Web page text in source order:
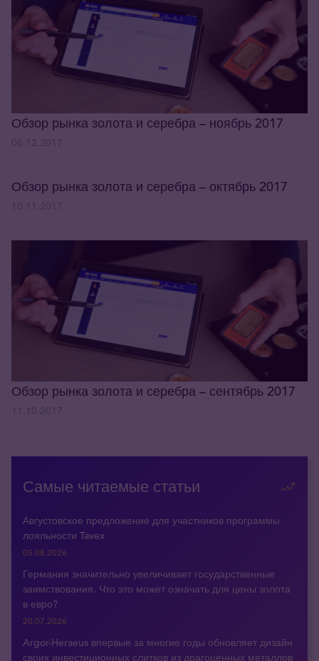
Обзор рынка золота и серебра – ноябрь 2017
Обзор рынка золота и серебра – октябрь 2017
Обзор рынка золота и серебра – сентябрь 2017
Самые читаемые статьи
Августовское предложение для участников программы
лояльности Tavex
05.08.2026
Германия значительно увеличивает государственные
заимствования. Что это может означать для цены золота
в евро?
20.07.2026
Argor-Heraeus впервые за многие годы обновляет дизайн
своих инвестиционных слитков из драгоценных металлов